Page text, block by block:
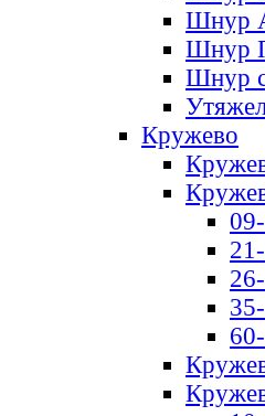
Шнур
Шнур
Шнур
Кружево